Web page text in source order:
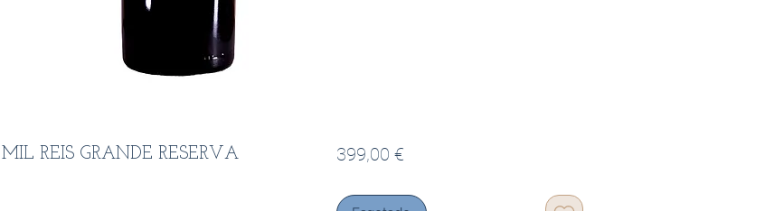
REIS GRANDE RESERVA
399,00 €Preço